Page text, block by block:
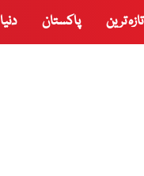
تازہ ترین پاکستان دنیا